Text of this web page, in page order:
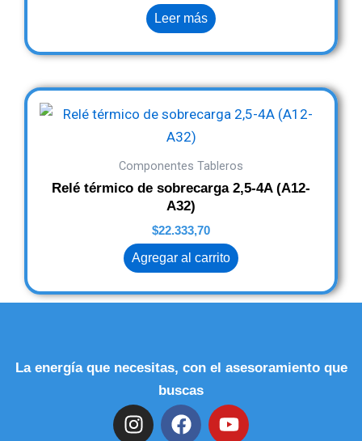
Leer más
Componentes Tableros
Relé térmico de sobrecarga 2,5-4A (A12-
A32)
$22.333,70
Agregar al carrito
La energía que necesitas, con el asesoramiento que
buscas
I
F
Y